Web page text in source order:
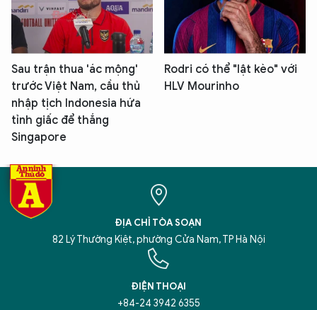
Sau trận thua 'ác mộng'
trước Việt Nam, cầu thủ
nhập tịch Indonesia hứa
tỉnh giấc để thắng
Singapore
Rodri có thể "lật kèo" với
HLV Mourinho
ĐỊA CHỈ TÒA SOẠN
82 Lý Thường Kiệt, phường Cửa Nam, TP Hà Nội
ĐIỆN THOẠI
+84-24 3942 6355